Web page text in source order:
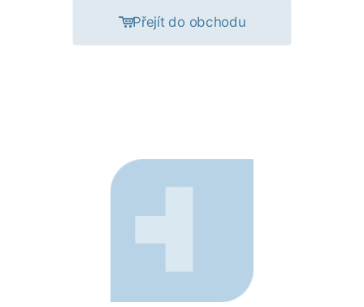
Přejít do obchodu